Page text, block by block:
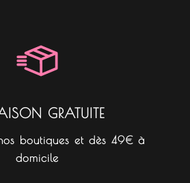
a
m
GRATUITE
boutiques et dès 49€ à
domicile